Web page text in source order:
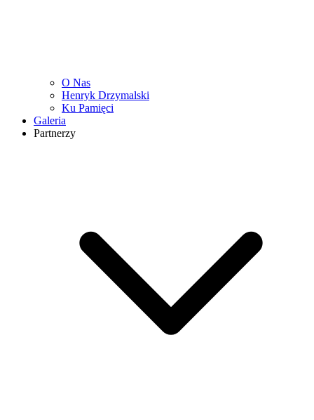
O Nas
Henryk Drzymalski
Ku Pamięci
Galeria
Partnerzy